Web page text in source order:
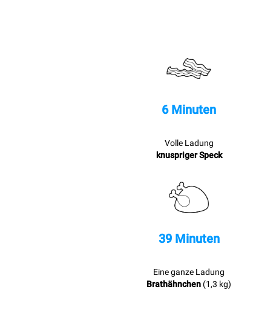
6 Minuten
Volle Ladung
knuspriger Speck
39 Minuten
Eine ganze Ladung
Brathähnchen (1,3 kg)